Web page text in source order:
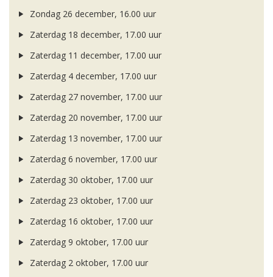
Zondag 26 december, 16.00 uur
Zaterdag 18 december, 17.00 uur
Zaterdag 11 december, 17.00 uur
Zaterdag 4 december, 17.00 uur
Zaterdag 27 november, 17.00 uur
Zaterdag 20 november, 17.00 uur
Zaterdag 13 november, 17.00 uur
Zaterdag 6 november, 17.00 uur
Zaterdag 30 oktober, 17.00 uur
Zaterdag 23 oktober, 17.00 uur
Zaterdag 16 oktober, 17.00 uur
Zaterdag 9 oktober, 17.00 uur
Zaterdag 2 oktober, 17.00 uur